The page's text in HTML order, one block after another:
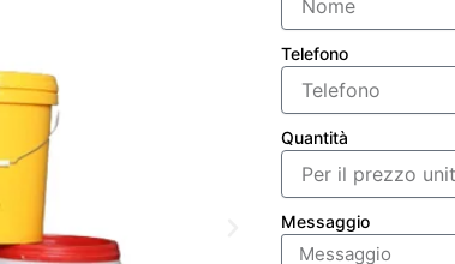
Telefono
Quantità
Messaggio